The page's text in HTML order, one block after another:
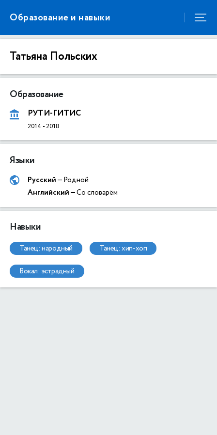
Образование и навыки
Татьяна Польских
Образование
РУТИ-ГИТИС
2014 -2018
Языки
Русский— Родной
Английский— Со словарём
Навыки
танец: народный танец: хип-хоп
вокал: эстрадный